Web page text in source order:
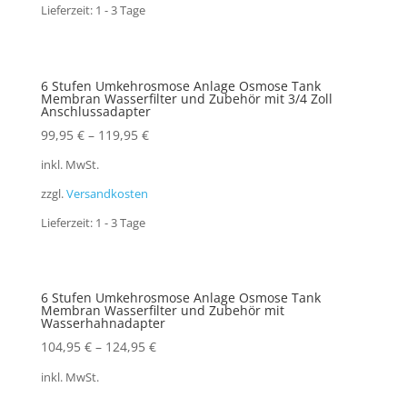
Lieferzeit: 1 - 3 Tage
6 Stufen Umkehrosmose Anlage Osmose Tank
Membran Wasserfilter und Zubehör mit 3/4 Zoll
Anschlussadapter
99,95 €– 119,95 €
inkl. MwSt.
zzgl.Versandkosten
Lieferzeit: 1 - 3 Tage
6 Stufen Umkehrosmose Anlage Osmose Tank
Membran Wasserfilter und Zubehör mit
Wasserhahnadapter
104,95 €– 124,95 €
inkl. MwSt.